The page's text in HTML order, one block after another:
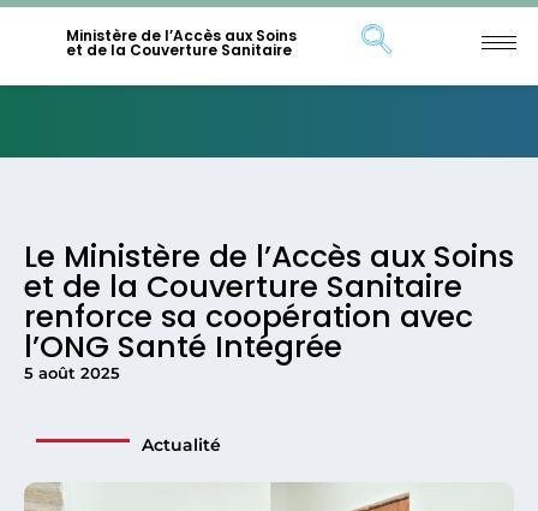
Ministère de l’Accès aux Soins
et de la Couverture Sanitaire
Le Ministère de l’Accès aux Soins
et de la Couverture Sanitaire
renforce sa coopération avec
l’ONG Santé Intégrée
5 août 2025
Actualité